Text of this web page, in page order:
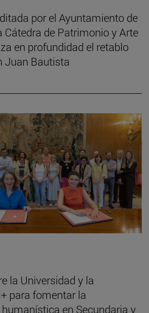
por el Ayuntamiento de
Cátedra de Patrimonio y Arte
en profundidad el retablo
Juan Bautista
la Universidad y la
para fomentar la
en Secundaria y